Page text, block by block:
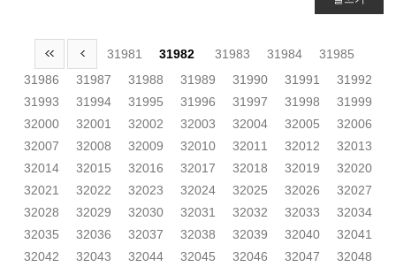
31981 31982 31983 31984
31985
31986
31987 31988 31989 31990 31991
31992
31993
31994 31995 31996 31997 31998
31999
32000
32001 32002 32003 32004 32005
32006
32007
32008 32009 32010 32011 32012
32013
32014
32015 32016 32017 32018 32019
32020
32021
32022 32023 32024 32025 32026
32027
32028
32029 32030 32031 32032 32033
32034
32035
32036 32037 32038 32039 32040
32041
32042
32043 32044 32045 32046 32047
32048